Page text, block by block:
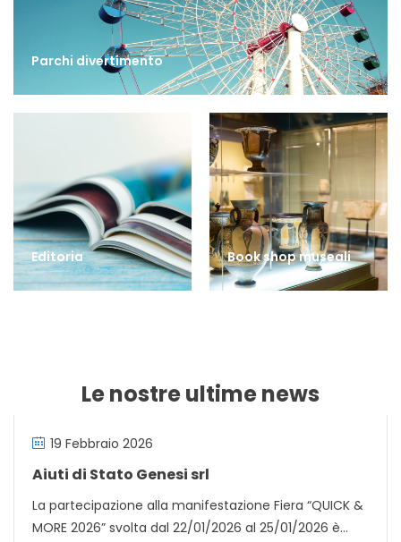
Parchi divertimento
Editoria Book shop museali
Le nostre ultime news
19 Febbraio 2026
Aiuti di Stato Genesi srl
La partecipazione alla manifestazione Fiera “QUICK &
MORE 2026” svolta dal 22/01/2026 al 25/01/2026 è...